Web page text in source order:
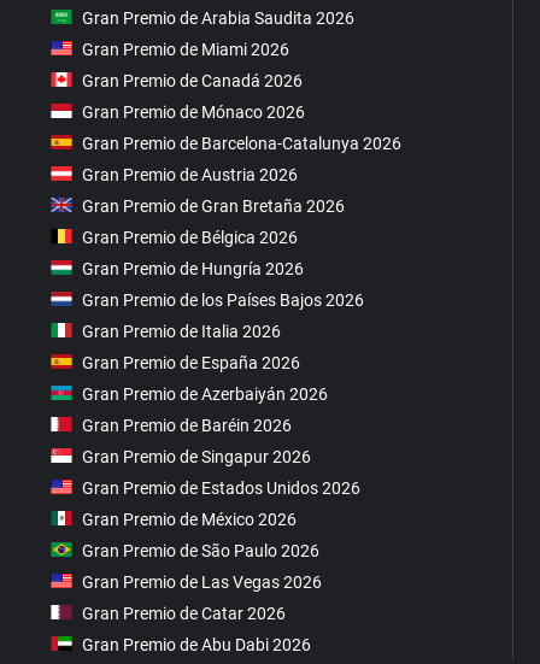
Gran Premio de Arabia Saudita 2026
Gran Premio de Miami 2026
Gran Premio de Canadá 2026
Gran Premio de Mónaco 2026
Gran Premio de Barcelona-Catalunya 2026
Gran Premio de Austria 2026
Gran Premio de Gran Bretaña 2026
Gran Premio de Bélgica 2026
Gran Premio de Hungría 2026
Gran Premio de los Países Bajos 2026
Gran Premio de Italia 2026
Gran Premio de España 2026
Gran Premio de Azerbaiyán 2026
Gran Premio de Baréin 2026
Gran Premio de Singapur 2026
Gran Premio de Estados Unidos 2026
Gran Premio de México 2026
Gran Premio de São Paulo 2026
Gran Premio de Las Vegas 2026
Gran Premio de Catar 2026
Gran Premio de Abu Dabi 2026